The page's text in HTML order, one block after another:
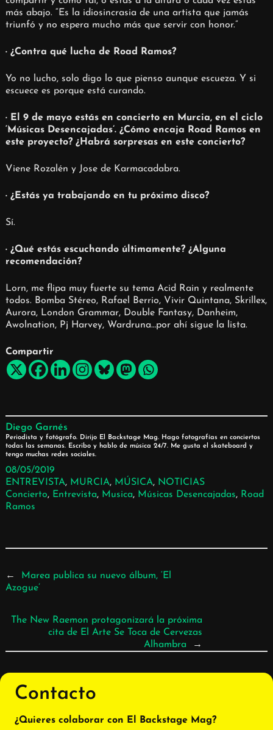
más abajo. “Es la idiosincrasia de una artista que jamás
triunfó y no espera mucho más que servir con honor.”
· ¿Contra qué lucha de Road Ramos?
Yo no lucho, solo digo lo que pienso aunque escueza. Y si
escuece es porque está curando.
· El 9 de mayo estás en concierto en Murcia, en el ciclo
‘Músicas Desencajadas’. ¿Cómo encaja Road Ramos en
este proyecto? ¿Habrá sorpresas en este concierto?
Viene Rozalén y Jose de Karmacadabra.
· ¿Estás ya trabajando en tu próximo disco?
Sí.
· ¿Qué estás escuchando últimamente? ¿Alguna
recomendación?
Lorn, me flipa muy fuerte su tema Acid Rain y realmente
todos. Bomba Stéreo, Rafael Berrio, Vivir Quintana, Skrillex,
Aurora, London Grammar, Double Fantasy, Danheim,
Awolnation, Pj Harvey, Wardruna…por ahí sigue la lista.
Compartir
Diego Garnés
Periodista y fotógrafo. Dirijo El Backstage Mag. Hago fotografías en conciertos
todas las semanas. Escribo y hablo de música 24/7. Me gusta el skateboard y
tengo muchas redes sociales.
08/05/2019
ENTREVISTA, MURCIA, MÚSICA, NOTICIAS
Concierto, Entrevista, Musica, Músicas Desencajadas, Road
Ramos
←
Marea publica su nuevo álbum, ‘El
Azogue’
The New Raemon protagonizará la próxima
cita de El Arte Se Toca de Cervezas
Alhambra
→
Contacto
¿Quieres colaborar con El Backstage Mag?